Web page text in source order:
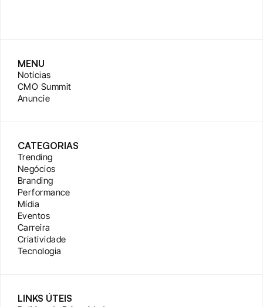
MENU
Notícias
CMO Summit
Anuncie
CATEGORIAS
Trending
Negócios
Branding
Performance
Mídia
Eventos
Carreira
Criatividade
Tecnologia
LINKS ÚTEIS